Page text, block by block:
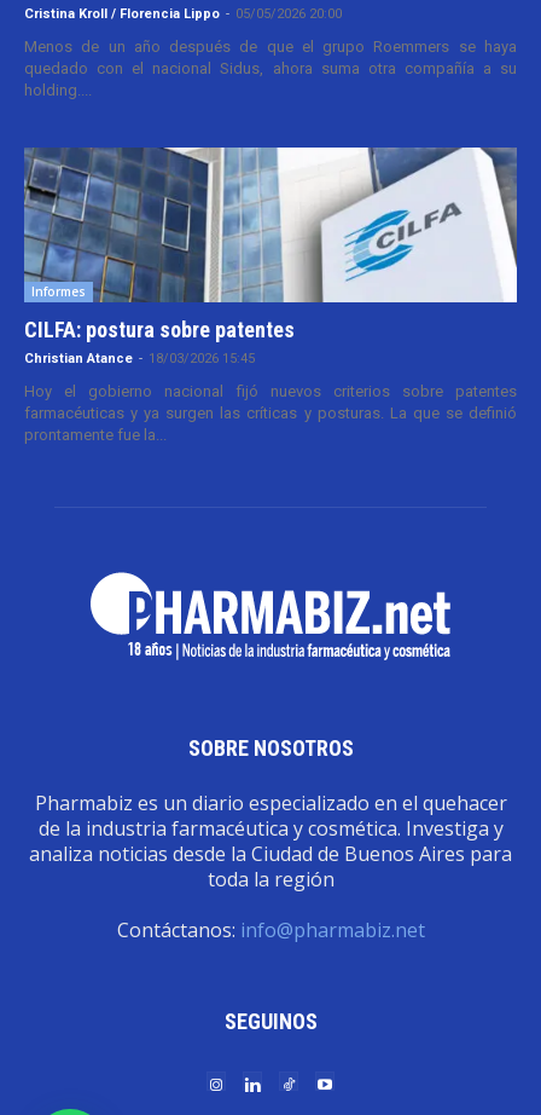
Cristina Kroll / Florencia Lippo - 05/05/2026 20:00
Menos de un año después de que el grupo Roemmers se haya
quedado con el nacional Sidus, ahora suma otra compañía a su
holding....
Informes
CILFA: postura sobre patentes
Christian Atance - 18/03/2026 15:45
Hoy el gobierno nacional fijó nuevos criterios sobre patentes
farmacéuticas y ya surgen las críticas y posturas. La que se definió
prontamente fue la...
SOBRE NOSOTROS
Pharmabiz es un diario especializado en el quehacer
de la industria farmacéutica y cosmética. Investiga y
analiza noticias desde la Ciudad de Buenos Aires para
toda la región
Contáctanos: info@pharmabiz.net
SEGUINOS